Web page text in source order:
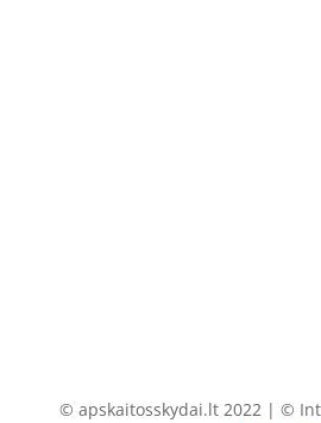
© apskaitosskydai.lt 2022 | ©